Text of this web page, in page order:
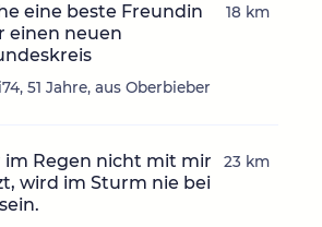
eine beste Freundin
einen neuen
51 Jahre, aus Oberbieber
18 km
im Regen nicht mit mir
wird im Sturm nie bei
23 km